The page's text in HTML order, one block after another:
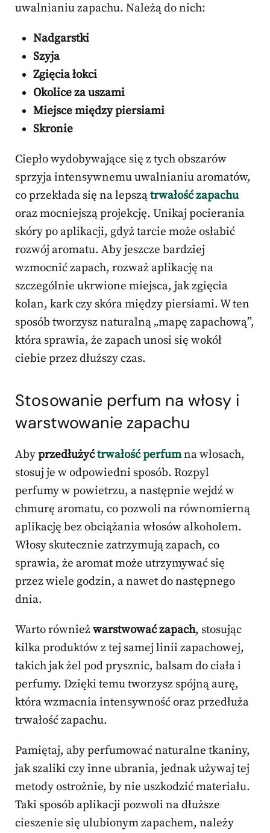
uwalnianiu zapachu. Należą do nich:
Nadgarstki
Szyja
Zgięcia łokci
Okolice za uszami
Miejsce między piersiami
Skronie
Ciepło wydobywające się z tych obszarów
sprzyja intensywnemu uwalnianiu aromatów,
co przekłada się na lepszątrwałość zapachu
oraz mocniejszą projekcję. Unikaj pocierania
skóry po aplikacji, gdyż tarcie może osłabić
rozwój aromatu. Aby jeszcze bardziej
wzmocnić zapach, rozważ aplikację na
szczególnie ukrwione miejsca, jak zgięcia
kolan, kark czy skóra między piersiami. W ten
sposób tworzysz naturalną „mapę zapachową”,
która sprawia, że zapach unosi się wokół
ciebie przez dłuższy czas.
Stosowanie perfum na włosy i
warstwowanie zapachu
Abyprzedłużyćtrwałość perfumna włosach,
stosuj je w odpowiedni sposób. Rozpyl
perfumy w powietrzu, a następnie wejdź w
chmurę aromatu, co pozwoli na równomierną
aplikację bez obciążania włosów alkoholem.
Włosy skutecznie zatrzymują zapach, co
sprawia, że aromat może utrzymywać się
przez wiele godzin, a nawet do następnego
dnia.
Warto równieżwarstwować zapach, stosując
kilka produktów z tej samej linii zapachowej,
takich jak żel pod prysznic, balsam do ciała i
perfumy. Dzięki temu tworzysz spójną aurę,
która wzmacnia intensywność oraz przedłuża
trwałość zapachu.
Pamiętaj, aby perfumować naturalne tkaniny,
jak szaliki czy inne ubrania, jednak używaj tej
metody ostrożnie, by nie uszkodzić materiału.
Taki sposób aplikacji pozwoli na dłuższe
cieszenie się ulubionym zapachem, należy